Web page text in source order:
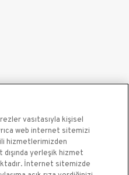
Products
vasıtasıyla kişisel
web internet sitemizi
hizmetlerimizden
yerleşik hizmet
İnternet sitemizde